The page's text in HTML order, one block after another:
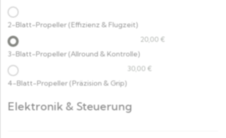
2-Blatt-Propeller (Effizienz & Flugzeit)
3-Blatt-Propeller (Allround & Kontrolle)
20,00 €
4-Blatt-Propeller (Präzision & Grip)
30,00 €
Elektronik & Steuerung